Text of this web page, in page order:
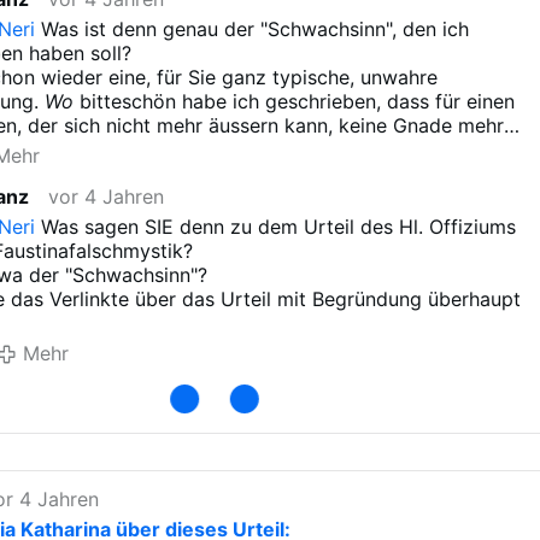
Was ist denn genau der "Schwachsinn", den ich
haben soll?
wieder eine, für Sie ganz typische, unwahre
Wo bitteschön habe ich geschrieben, dass für einen
der sich nicht mehr äussern kann, keine Gnade mehr
dass
der obendrein theologisch völlig
Sterbenden NICHT möglich ist.
aber der wundenlose "Jesus" der Sr. Faustina.
die Lehre der Kirche!
auch eine schwachsinnige Lehre, nicht?
sich aber anscheinend so sehr darin mich zu kränken,
Sachen erfinden, die ich nie geschrieben habe. Die
sich selbst dazugereimt! Nur weiter so...
im Koma liegt, ist es anscheinend zu spät, wenn man
einem persönlichen Bekannten, der lange im Koma
war, sich aber genauestens erinnert, dass er
die ganze Zeit in der Hölle war!
traumatisiert.
vor 4 Jahren
Was sagen SIE denn zu dem Urteil des Hl. Offiziums
der "Schwachsinn"?
das Verlinkte über das Urteil mit Begründung überhaupt
Mehr
4 Jahren
Katharina über dieses Urteil: